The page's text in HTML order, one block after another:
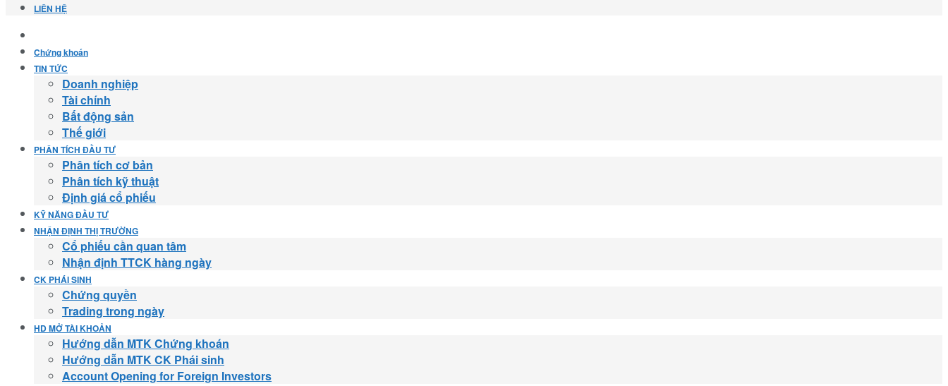
LIÊN HỆ
Chứng khoán
TIN TỨC
Doanh nghiệp
Tài chính
Bất động sản
Thế giới
PHÂN TÍCH ĐẦU TƯ
Phân tích cơ bản
Phân tích kỹ thuật
Định giá cổ phiếu
KỸ NĂNG ĐẦU TƯ
NHẬN ĐỊNH THỊ TRƯỜNG
Cổ phiếu cần quan tâm
Nhận định TTCK hàng ngày
CK PHÁI SINH
Chứng quyền
Trading trong ngày
HD MỞ TÀI KHOẢN
Hướng dẫn MTK Chứng khoán
Hướng dẫn MTK CK Phái sinh
Account Opening for Foreign Investors